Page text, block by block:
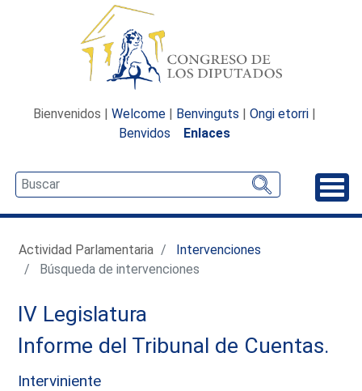
Bienvenidos | Welcome | Benvinguts | Ongi etorri |
Benvidos
Enlaces
Actividad Parlamentaria
Intervenciones
Búsqueda de intervenciones
IV Legislatura
Informe del Tribunal de Cuentas.
Interviniente